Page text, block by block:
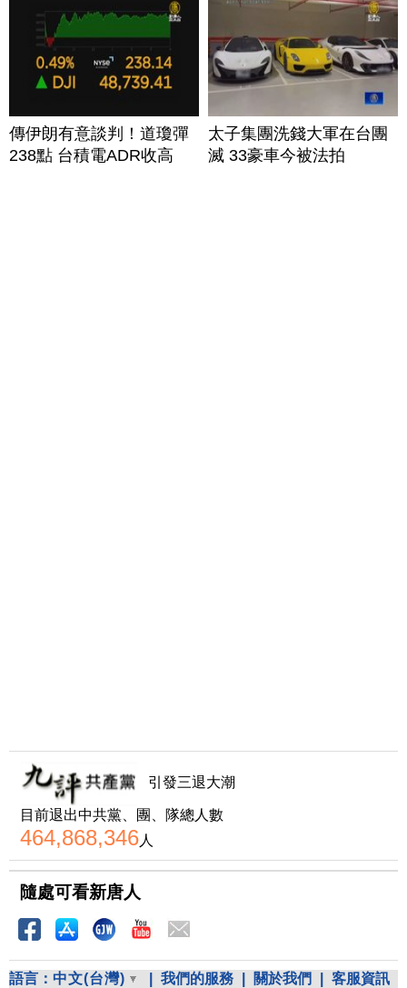
傳伊朗有意談判！道瓊彈
238點 台積電ADR收高
太子集團洗錢大軍在台團
滅 33豪車今被法拍
引發三退大潮
目前退出中共黨、團、隊總人數
464,868,346人
隨處可看新唐人
語言： 中文(台灣) 我們的服務 關於我們 客服資訊